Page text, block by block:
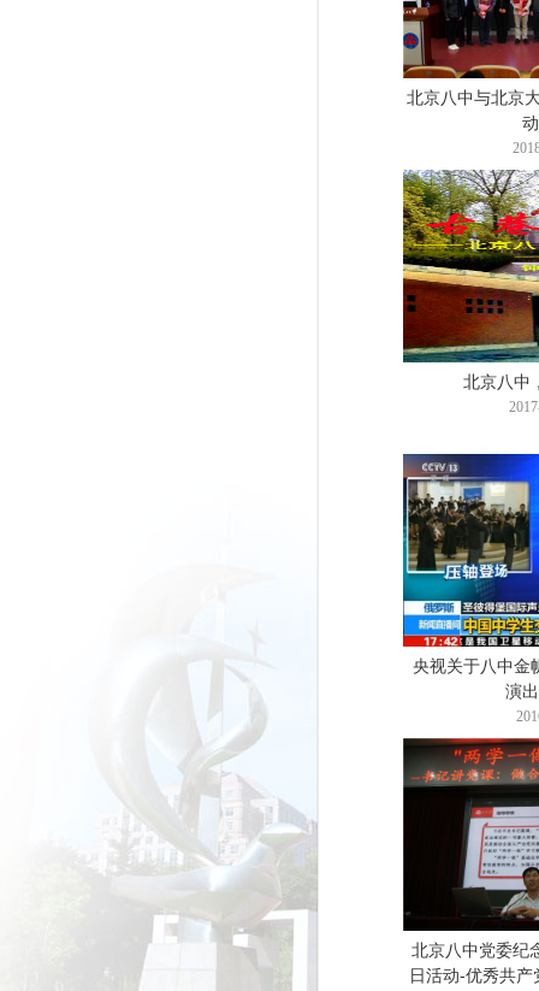
北京八中与北京
北京八中
央视关于八中金
演
北京八中党委纪
日活动-优秀共